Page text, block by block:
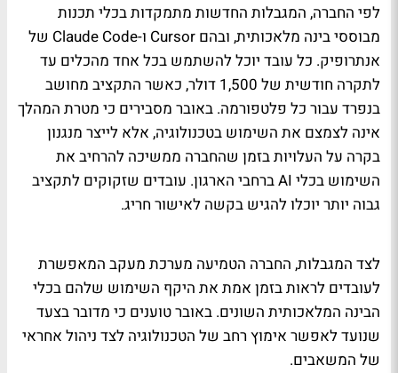
לפי החברה, המגבלות החדשות מתמקדות בכלי תכנות
מבוססי בינה מלאכותית, ובהם Cursor ו-Claude Code של
אנתרופיק. כל עובד יוכל להשתמש בכל אחד מהכלים עד
לתקרה חודשית של 1,500 דולר, כאשר התקציב מחושב
בנפרד עבור כל פלטפורמה. באובר מסבירים כי מטרת המהלך
אינה לצמצם את השימוש בטכנולוגיה, אלא לייצר מנגנון
בקרה על העלויות בזמן שהחברה ממשיכה להרחיב את
השימוש בכלי AI ברחבי הארגון. עובדים שזקוקים לתקציב
גבוה יותר יוכלו להגיש בקשה לאישור חריג.
לצד המגבלות, החברה הטמיעה מערכת מעקב המאפשרת
לעובדים לראות בזמן אמת את היקף השימוש שלהם בכלי
הבינה המלאכותית השונים. באובר טוענים כי מדובר בצעד
שנועד לאפשר אימוץ רחב של הטכנולוגיה לצד ניהול אחראי
של המשאבים.